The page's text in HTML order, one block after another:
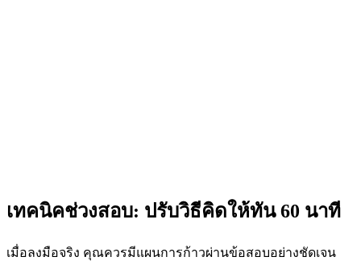
เทคนิคช่วงสอบ: ปรับวิธีคิดให้ทัน 60 นาที
เมื่อลงมือจริง คุณควรมีแผนการก้าวผ่านข้อสอบอย่างชัดเจน